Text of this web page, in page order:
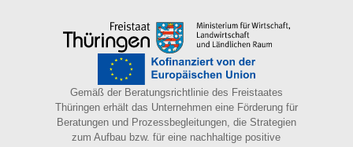
Gemäß der Beratungsrichtlinie des Freistaates
Thüringen erhält das Unternehmen eine Förderung für
Beratungen und Prozessbegleitungen, die Strategien
zum Aufbau bzw. für eine nachhaltige positive